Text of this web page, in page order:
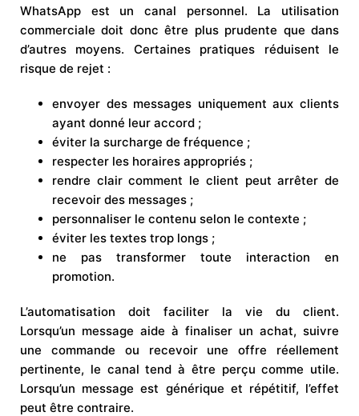
WhatsApp est un canal personnel. La utilisation
commerciale doit donc être plus prudente que dans
d’autres moyens. Certaines pratiques réduisent le
risque de rejet :
envoyer des messages uniquement aux clients
ayant donné leur accord ;
éviter la surcharge de fréquence ;
respecter les horaires appropriés ;
rendre clair comment le client peut arrêter de
recevoir des messages ;
personnaliser le contenu selon le contexte ;
éviter les textes trop longs ;
ne pas transformer toute interaction en
promotion.
L’automatisation doit faciliter la vie du client.
Lorsqu’un message aide à finaliser un achat, suivre
une commande ou recevoir une offre réellement
pertinente, le canal tend à être perçu comme utile.
Lorsqu’un message est générique et répétitif, l’effet
peut être contraire.